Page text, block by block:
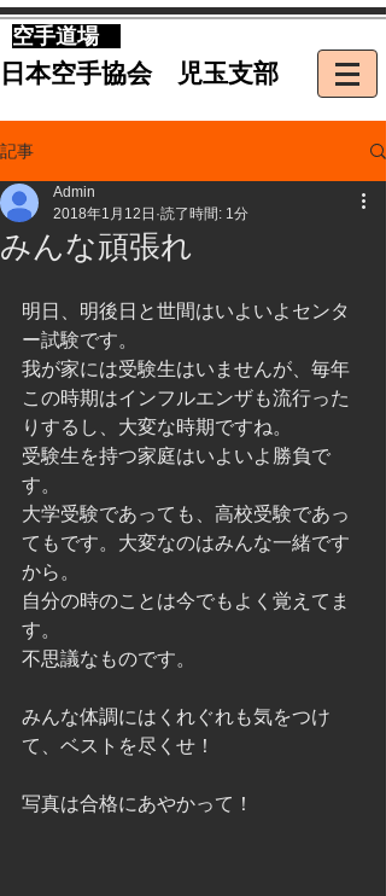
​空手道場
​日本空手協会 児玉支部
記事
みんな頑張れ
Admin
2018年1月12日 読了時間: 1分
明日、明後日と世間はいよいよセンタ
ー試験です。
我が家には受験生はいませんが、毎年
この時期はインフルエンザも流行った
りするし、大変な時期ですね。
受験生を持つ家庭はいよいよ勝負で
す。
大学受験であっても、高校受験であっ
てもです。大変なのはみんな一緒です
から。
自分の時のことは今でもよく覚えてま
す。
不思議なものです。
みんな体調にはくれぐれも気をつけ
て、ベストを尽くせ！
写真は合格にあやかって！